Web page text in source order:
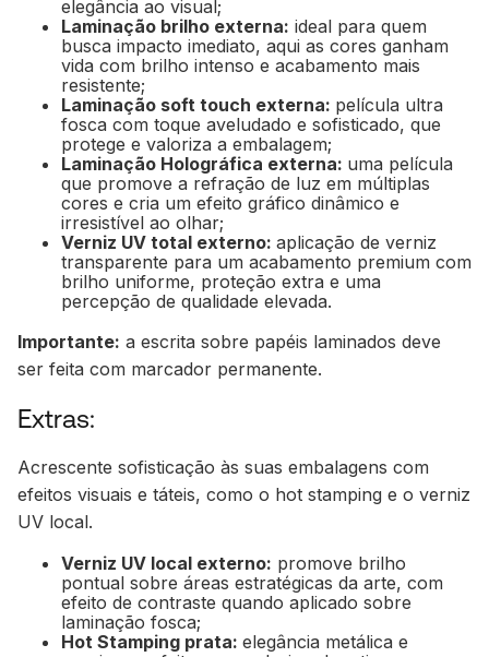
elegância ao visual;
Laminação brilho externa: ideal para quem
busca impacto imediato, aqui as cores ganham
vida com brilho intenso e acabamento mais
resistente;
Laminação soft touch externa: película ultra
fosca com toque aveludado e sofisticado, que
protege e valoriza a embalagem;
Laminação Holográfica externa: uma película
que promove a refração de luz em múltiplas
cores e cria um efeito gráfico dinâmico e
irresistível ao olhar;
Verniz UV total externo: aplicação de verniz
transparente para um acabamento premium com
brilho uniforme, proteção extra e uma
percepção de qualidade elevada.
Importante: a escrita sobre papéis laminados deve
ser feita com marcador permanente.
Extras:
Acrescente sofisticação às suas embalagens com
efeitos visuais e táteis, como o hot stamping e o verniz
UV local.
Verniz UV local externo: promove brilho
pontual sobre áreas estratégicas da arte, com
efeito de contraste quando aplicado sobre
laminação fosca;
Hot Stamping prata: elegância metálica e